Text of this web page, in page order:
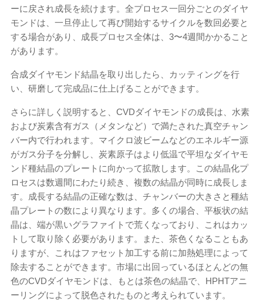
ーに戻され成長を続けます。全プロセス一回分ごとのダイヤ
モンドは、一旦停止して再び開始するサイクルを数回必要と
する場合があり、成長プロセス全体は、3〜4週間かかること
があります。
合成ダイヤモンド結晶を取り出したら、カッティングを行
い、研磨して完成品に仕上げることができます。
さらに詳しく説明すると、CVDダイヤモンドの成長は、水素
および炭素含有ガス（メタンなど）で満たされた真空チャン
バー内で行われます。マイクロ波ビームなどのエネルギー源
がガス分子を分解し、炭素原子はより低温で平坦なダイヤモ
ンド種結晶のプレートに向かって拡散します。この結晶化プ
ロセスは数週間にわたり続き、複数の結晶が同時に成長しま
す。成長する結晶の正確な数は、チャンバーの大きさと種結
晶プレートの数により異なります。多くの場合、平板状の結
晶は、端が黒いグラファイトで荒くなっており、これはカッ
トして取り除く必要があります。また、茶色くなることもあ
りますが、これはファセット加工する前に加熱処理によって
除去することができます。市場に出回っているほとんどの無
色のCVDダイヤモンドは、もとは茶色の結晶で、HPHTアニ
ーリングによって脱色されたものと考えられています。